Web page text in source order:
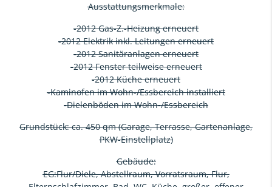
Ausstattungsmerkmale:
-2012 Gas-Z.-Heizung erneuert
-2012 Elektrik inkl. Leitungen erneuert
-2012 Sanitäranlagen erneuert
-2012 Fenster teilweise erneuert
-2012 Küche erneuert
-Kaminofen im Wohn-/Essbereich installiert
-Dielenböden im Wohn-/Essbereich
Grundstück: ca. 450 qm (Garage, Terrasse, Gartenanlage,
PKW-Einstellplatz)
Gebäude:
EG:Flur/Diele, Abstellraum, Vorratsraum, Flur,